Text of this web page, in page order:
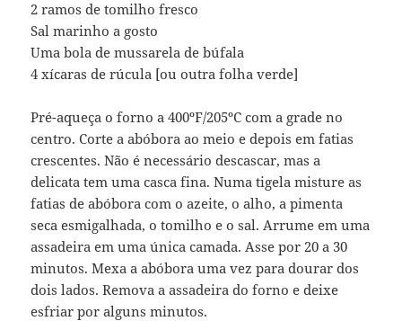
2 ramos de tomilho fresco
Sal marinho a gosto
Uma bola de mussarela de búfala
4 xícaras de rúcula [ou outra folha verde]
Pré-aqueça o forno a 400ºF/205ºC com a grade no
centro. Corte a abóbora ao meio e depois em fatias
crescentes. Não é necessário descascar, mas a
delicata tem uma casca fina. Numa tigela misture as
fatias de abóbora com o azeite, o alho, a pimenta
seca esmigalhada, o tomilho e o sal. Arrume em uma
assadeira em uma única camada. Asse por 20 a 30
minutos. Mexa a abóbora uma vez para dourar dos
dois lados. Remova a assadeira do forno e deixe
esfriar por alguns minutos.